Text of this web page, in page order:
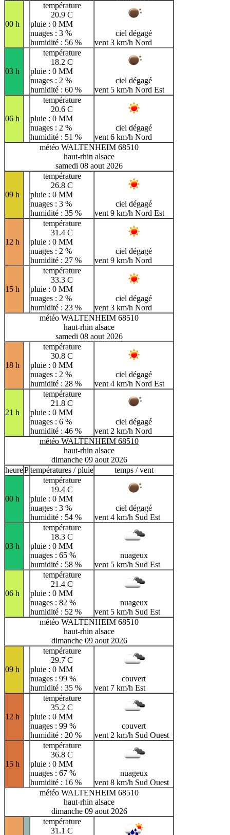
00 h
température
20.9 C
pluie : 0 MM
nuages : 3 %
humidité : 56 %
ciel dégagé
vent 3 km/h Nord
03 h
température
18.2 C
pluie : 0 MM
nuages : 2 %
humidité : 60 %
ciel dégagé
vent 5 km/h Nord Est
06 h
température
20.6 C
pluie : 0 MM
nuages : 2 %
humidité : 51 %
ciel dégagé
vent 6 km/h Nord
météo WALTENHEIM 68510
haut-rhin alsace
samedi 08 aout 2026
09 h
température
26.8 C
pluie : 0 MM
nuages : 3 %
humidité : 35 %
ciel dégagé
vent 9 km/h Nord Est
12 h
température
31.4 C
pluie : 0 MM
nuages : 2 %
humidité : 27 %
ciel dégagé
vent 9 km/h Nord
15 h
température
33.3 C
pluie : 0 MM
nuages : 2 %
humidité : 23 %
ciel dégagé
vent 3 km/h Nord
météo WALTENHEIM 68510
haut-rhin alsace
samedi 08 aout 2026
18 h
température
30.8 C
pluie : 0 MM
nuages : 2 %
humidité : 28 %
ciel dégagé
vent 4 km/h Nord Est
21 h
température
21.8 C
pluie : 0 MM
nuages : 6 %
humidité : 46 %
ciel dégagé
vent 2 km/h Nord
météo WALTENHEIM 68510
haut-rhin alsace
dimanche 09 aout 2026
heurePtempératures / pluie temps / vent
00 h
température
19.4 C
pluie : 0 MM
nuages : 3 %
humidité : 54 %
ciel dégagé
vent 4 km/h Sud Est
03 h
température
18.3 C
pluie : 0 MM
nuages : 65 %
humidité : 58 %
nuageux
vent 5 km/h Sud Est
06 h
température
21.4 C
pluie : 0 MM
nuages : 82 %
humidité : 52 %
nuageux
vent 5 km/h Sud Est
météo WALTENHEIM 68510
haut-rhin alsace
dimanche 09 aout 2026
09 h
température
29.7 C
pluie : 0 MM
nuages : 99 %
humidité : 35 %
couvert
vent 7 km/h Est
12 h
température
35.2 C
pluie : 0 MM
nuages : 99 %
humidité : 20 %
couvert
vent 2 km/h Sud Ouest
15 h
température
36.8 C
pluie : 0 MM
nuages : 67 %
humidité : 16 %
nuageux
vent 8 km/h Sud Ouest
météo WALTENHEIM 68510
haut-rhin alsace
dimanche 09 aout 2026
température
31.1 C